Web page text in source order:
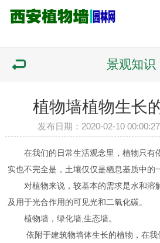
景观知识
植物墙植物生长
发布日期：2020-02-10
在我们的日常生活观念里，植物只有
实也不完全是，土壤仅仅是栖息基质中的
对植物来说，较基本的需求是水和溶
及用于光合作用的可见光和二氧化碳。
植物墙 ，绿化墙,生态墙。
依附于建筑物墙体生长的植物，在我